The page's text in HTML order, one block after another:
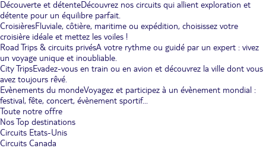
Découverte et détenteDécouvrez nos circuits qui allient exploration et
détente pour un équilibre parfait.
CroisièresFluviale, côtière, maritime ou expédition, choisissez votre
croisière idéale et mettez les voiles !
Road Trips & circuits privésA votre rythme ou guidé par un expert : vivez
un voyage unique et inoubliable.
City TripsEvadez-vous en train ou en avion et découvrez la ville dont vous
avez toujours rêvé.
Evènements du mondeVoyagez et participez à un évènement mondial :
festival, fête, concert, évènement sportif...
Toute notre offre
Nos Top destinations
Circuits Etats-Unis
Circuits Canada